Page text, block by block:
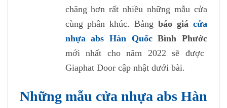
chăng hơn rất nhiều những mẫu cửa
cùng phân khúc. Bảngbáo giácửa
nhựa abs Hàn QuốcBình Phước
mới nhất cho năm 2022 sẽ được
Giaphat Door cập nhật dưới bài.
Những mẫu cửa nhựa abs Hàn